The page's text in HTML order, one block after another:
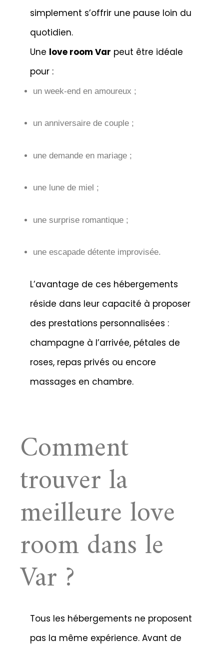
simplement s’offrir une pause loin du
quotidien.
Une love room Var peut être idéale
pour :
un week-end en amoureux ;
un anniversaire de couple ;
une demande en mariage ;
une lune de miel ;
une surprise romantique ;
une escapade détente improvisée.
L’avantage de ces hébergements
réside dans leur capacité à proposer
des prestations personnalisées :
champagne à l’arrivée, pétales de
roses, repas privés ou encore
massages en chambre.
Comment
trouver la
meilleure love
room dans le
Var ?
Tous les hébergements ne proposent
pas la même expérience. Avant de